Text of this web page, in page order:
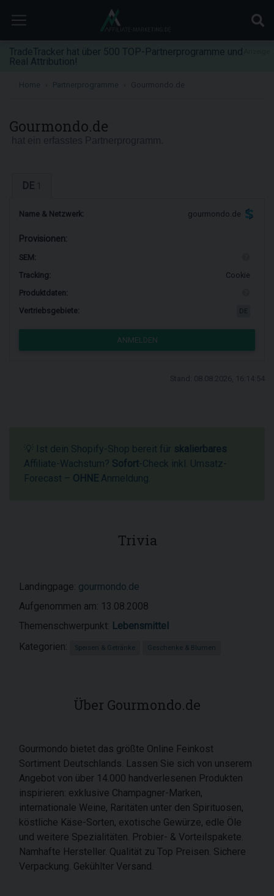
TradeTracker hat über 500 TOP-Partnerprogramme und
Real Attribution!
Home Partnerprogramme
Gourmondo.de
DE
Name & Netzwerk: gourmondo.de
Provisionen:
SEM:
Tracking:
Cookie
Produktdaten:
Vertriebsgebiete:
ANMELDEN
💡 Ist dein Shopify-Shop bereit für skalierbares
Affiliate-Wachstum? Sofort-Check inkl. Umsatz-
Forecast – OHNE Anmeldung.
Trivia
Landingpage: gourmondo.de
Aufgenommen am: 13.08.2008
Themenschwerpunkt: Lebensmittel
Kategorien:
Speisen & Getränke Geschenke & Blumen
Über Gourmondo.de
Gourmondo bietet das größte Online Feinkost
Sortiment Deutschlands. Lassen Sie sich von unserem
Angebot von über 14.000 handverlesenen Produkten
inspirieren: exklusive Champagner-Marken,
internationale Weine, Raritäten unter den Spirituosen,
köstliche Käse-Sorten, exotische Gewürze, edle Öle
und weitere Spezialitäten. Probier- & Vorteilspakete.
Namhafte Hersteller. Qualität zu Top Preisen. Sichere
Verpackung. Gekühlter Versand.